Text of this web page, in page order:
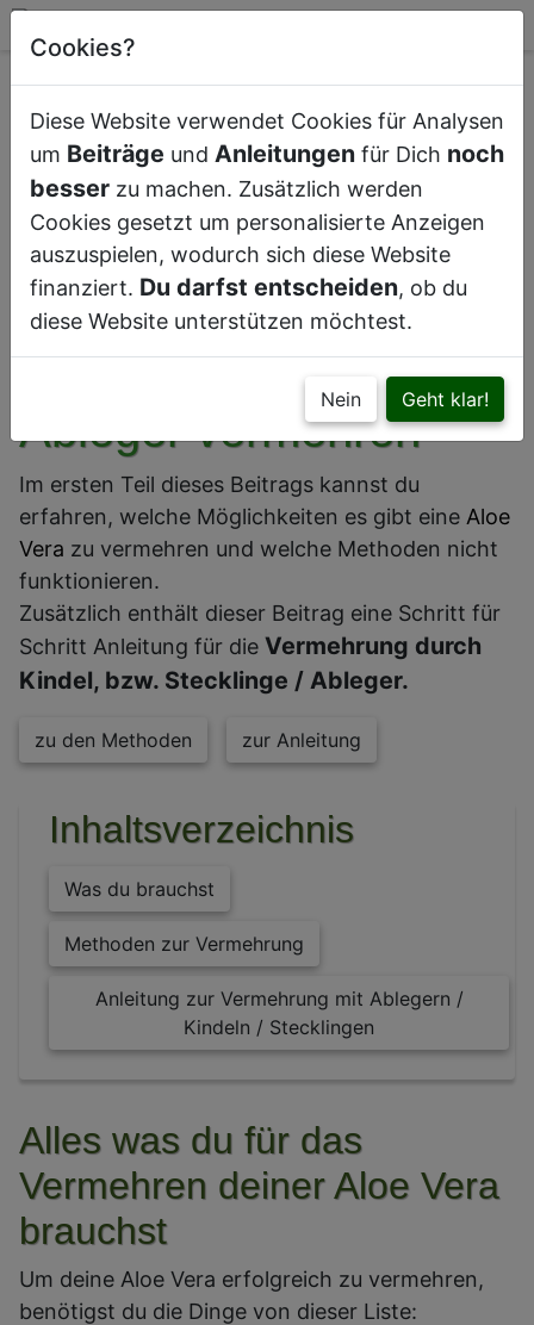
Cookies?
Diese Website verwendet Cookies für Analysen
um Beiträge und Anleitungen für Dich noch
besser zu machen. Zusätzlich werden
Cookies gesetzt um personalisierte Anzeigen
auszuspielen, wodurch sich diese Website
finanziert. Du darfst entscheiden, ob du
diese Website unterstützen möchtest.
Nein Geht klar!
Aloe Vera Kindel das in einen eigenen Topf
gesetzt wurde
Aloe Vera durch
Ableger vermehren
Im ersten Teil dieses Beitrags kannst du
erfahren, welche Möglichkeiten es gibt eine Aloe
Vera zu vermehren und welche Methoden nicht
funktionieren.
Zusätzlich enthält dieser Beitrag eine Schritt für
Schritt Anleitung für die Vermehrung durch
Kindel, bzw. Stecklinge / Ableger.
zu den Methoden zur Anleitung
Inhaltsverzeichnis
Was du brauchst
Methoden zur Vermehrung
Anleitung zur Vermehrung mit Ablegern /
Kindeln / Stecklingen
Alles was du für das
Vermehren deiner Aloe Vera
brauchst
Um deine Aloe Vera erfolgreich zu vermehren,
benötigst du die Dinge von dieser Liste: